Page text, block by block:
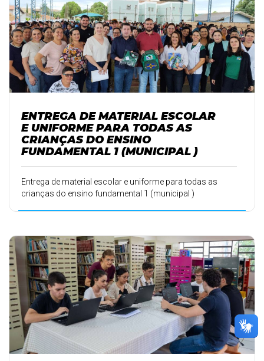
ENTREGA DE MATERIAL ESCOLAR
E UNIFORME PARA TODAS AS
CRIANÇAS DO ENSINO
FUNDAMENTAL 1 (MUNICIPAL )
Entrega de material escolar e uniforme para todas as
crianças do ensino fundamental 1 (municipal )